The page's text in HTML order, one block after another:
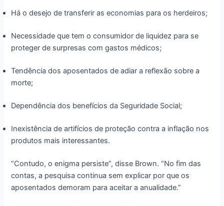
Há o desejo de transferir as economias para os herdeiros;
Necessidade que tem o consumidor de liquidez para se
proteger de surpresas com gastos médicos;
Tendência dos aposentados de adiar a reflexão sobre a
morte;
Dependência dos benefícios da Seguridade Social;
Inexistência de artifícios de proteção contra a inflação nos
produtos mais interessantes.
“Contudo, o enigma persiste”, disse Brown. “No fim das
contas, a pesquisa continua sem explicar por que os
aposentados demoram para aceitar a anualidade.”